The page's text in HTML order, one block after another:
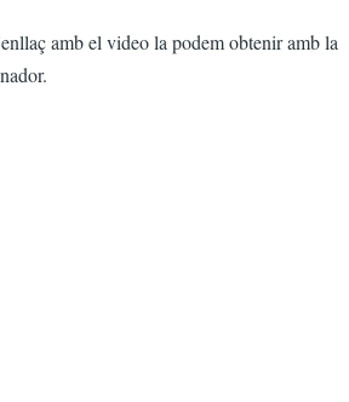
amb el video la podem obtenir amb la